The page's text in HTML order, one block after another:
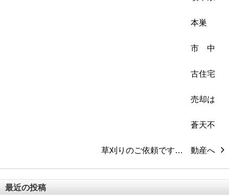
草刈りのご依頼です…
最近の投稿